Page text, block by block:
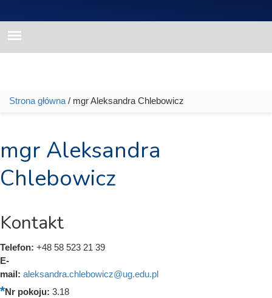
wyszukiwania
Jesteś tutaj
Strona główna / mgr Aleksandra Chlebowicz
mgr Aleksandra
Chlebowicz
Kontakt
Telefon: +48 58 523 21 39
E-
mail: aleksandra.chlebowicz@ug.edu.pl
Nr pokoju: 3.18